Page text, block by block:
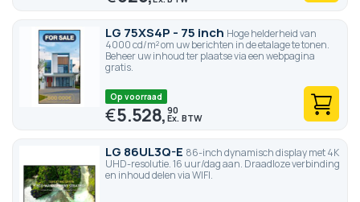
LG 75XS4P - 75 inch Hoge helderheid van
4000 cd/m² om uw berichten in de etalage te tonen.
Beheer uw inhoud ter plaatse via een webpagina
gratis.
Op voorraad
€5.528,90
LG 86UL3Q-E 86-inch dynamisch display met 4K
UHD-resolutie. 16 uur/dag aan. Draadloze verbinding
en inhoud delen via WIFI.